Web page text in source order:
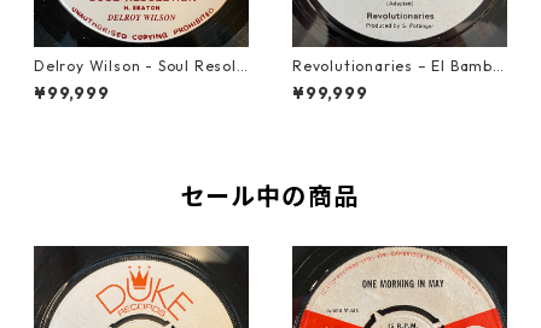
Delroy Wilson - Soul Resolu
tion【7-21935】
¥99,999
Revolutionaries – El Bamba
【7-21855】
¥99,999
セール中の商品